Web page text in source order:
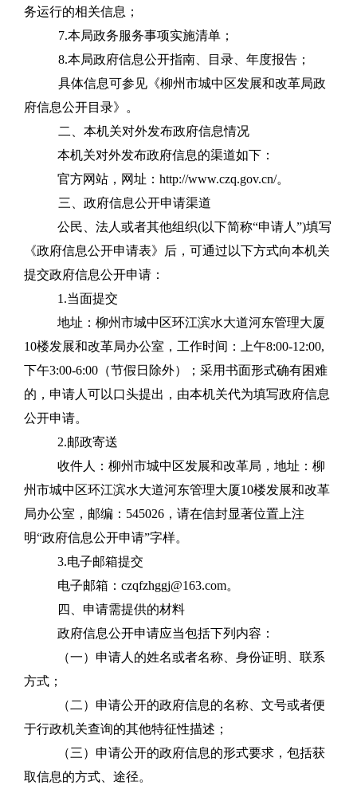
务运行的相关信息；
7.本局政务服务事项实施清单；
8.本局政府信息公开指南、目录、年度报告；
具体信息可参见《柳州市城中区发展和改革局政
府信息公开目录》。
二、本机关对外发布政府信息情况
本机关对外发布政府信息的渠道如下：
官方网站，网址：http://www.czq.gov.cn/。
三、政府信息公开申请渠道
公民、法人或者其他组织(以下简称“申请人”)填写
《政府信息公开申请表》后，可通过以下方式向本机关
提交政府信息公开申请：
1.当面提交
地址：柳州市城中区环江滨水大道河东管理大厦
10楼发展和改革局办公室，工作时间：上午8:00-12:00,
下午3:00-6:00（节假日除外）；采用书面形式确有困难
的，申请人可以口头提出，由本机关代为填写政府信息
公开申请。
2.邮政寄送
收件人：柳州市城中区发展和改革局，地址：柳
州市城中区环江滨水大道河东管理大厦10楼发展和改革
局办公室，邮编：545026，请在信封显著位置上注
明“政府信息公开申请”字样。
3.电子邮箱提交
电子邮箱：czqfzhggj@163.com。
四、申请需提供的材料
政府信息公开申请应当包括下列内容：
（一）申请人的姓名或者名称、身份证明、联系
方式；
（二）申请公开的政府信息的名称、文号或者便
于行政机关查询的其他特征性描述；
（三）申请公开的政府信息的形式要求，包括获
取信息的方式、途径。